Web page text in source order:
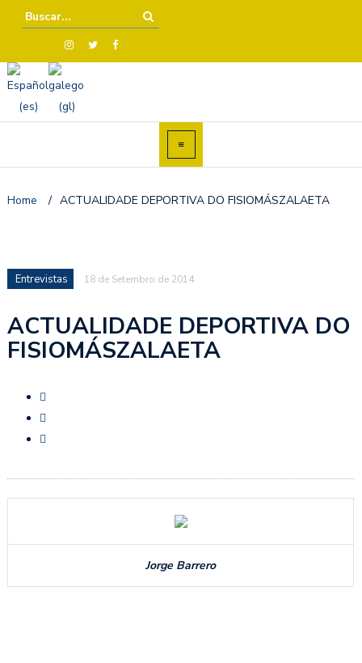
Home / ACTUALIDADE DEPORTIVA DO FISIOMÁSZALAETA
Entrevistas 18 de Setembro de 2014
ACTUALIDADE DEPORTIVA DO
FISIOMÁSZALAETA
Jorge Barrero